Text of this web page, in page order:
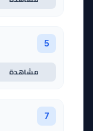
5
مشاهدة
7